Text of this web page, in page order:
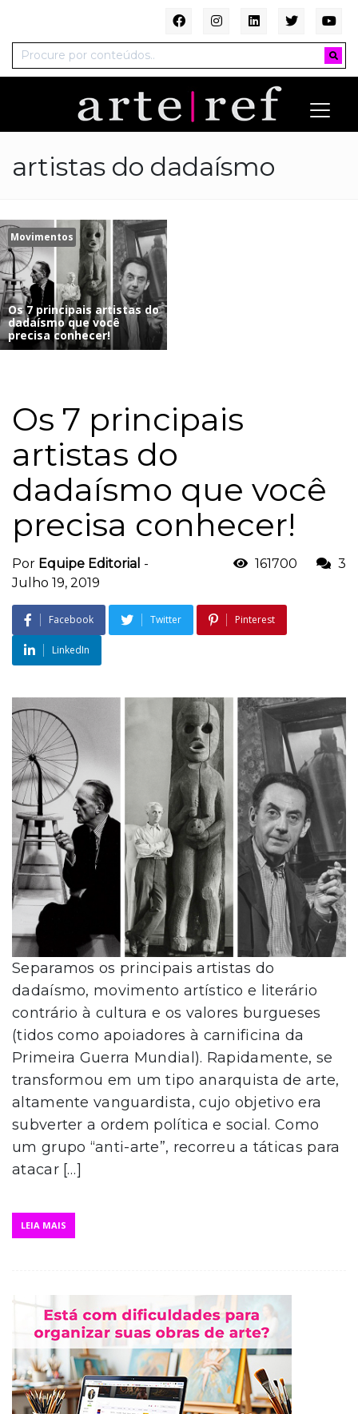
artistas do dadaísmo
Movimentos
Os 7 principais artistas do
dadaísmo que você
precisa conhecer!
Os 7 principais
artistas do
dadaísmo que você
precisa conhecer!
Por Equipe Editorial -
Julho 19, 2019
161700 3
Facebook Twitter Pinterest
LinkedIn
Separamos os principais artistas do
dadaísmo, movimento artístico e literário
contrário à cultura e os valores burgueses
(tidos como apoiadores à carnificina da
Primeira Guerra Mundial). Rapidamente, se
transformou em um tipo anarquista de arte,
altamente vanguardista, cujo objetivo era
subverter a ordem política e social. Como
um grupo “anti-arte”, recorreu a táticas para
atacar […]
LEIA MAIS